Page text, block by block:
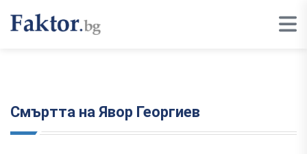
Смъртта на Явор Георгиев